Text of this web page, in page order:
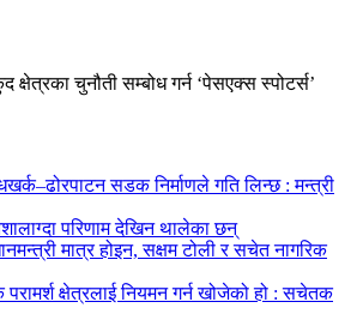
चुनौती सम्बोध गर्न ‘पेसएक्स स्पोटर्स’
सडक निर्माणले गति लिन्छ : मन्त्री
परिणाम देखिन थालेका छन्
मात्र होइन, सक्षम टोली र सचेत नागरिक
क्षेत्रलाई नियमन गर्न खोजेको हो : सचेतक